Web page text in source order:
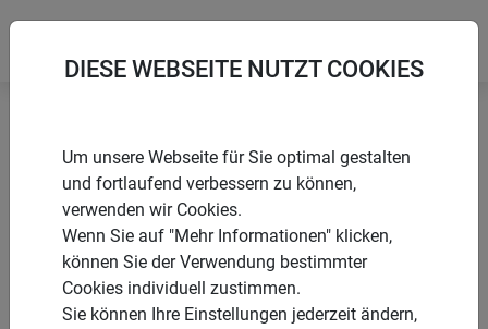
Startseite
Bindematerialien & Clips
Gartendraht verzinkt
PRODUKTE
DIESE WEBSEITE NUTZT COOKIES
Um unsere Webseite für Sie optimal gestalten
und fortlaufend verbessern zu können,
verwenden wir Cookies.
Wenn Sie auf "Mehr Informationen" klicken,
können Sie der Verwendung bestimmter
Cookies individuell zustimmen.
Sie können Ihre Einstellungen jederzeit ändern,